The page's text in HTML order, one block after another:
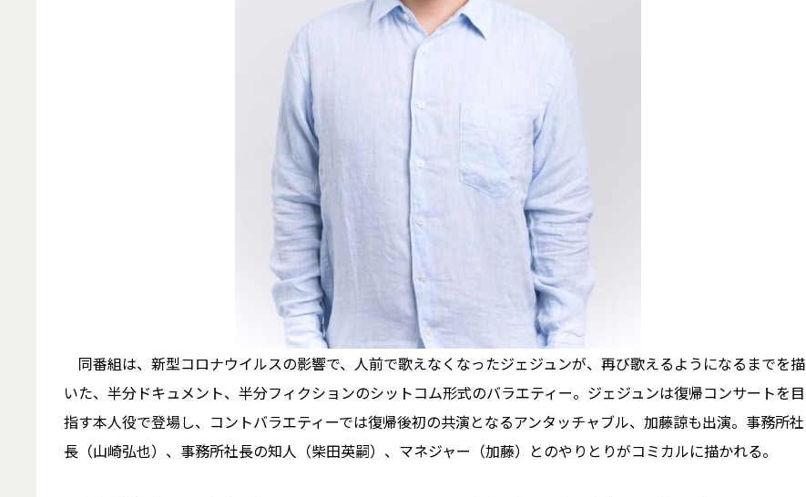
同番組は、新型コロナウイルスの影響で、人前で歌えなくなったジェジュンが、再び歌えるようになるまでを描
いた、半分ドキュメント、半分フィクションのシットコム形式のバラエティー。ジェジュンは復帰コンサートを目
指す本人役で登場し、コントバラエティーでは復帰後初の共演となるアンタッチャブル、加藤諒も出演。事務所社
長（山崎弘也）、事務所社長の知人（柴田英嗣）、マネジャー（加藤）とのやりとりがコミカルに描かれる。